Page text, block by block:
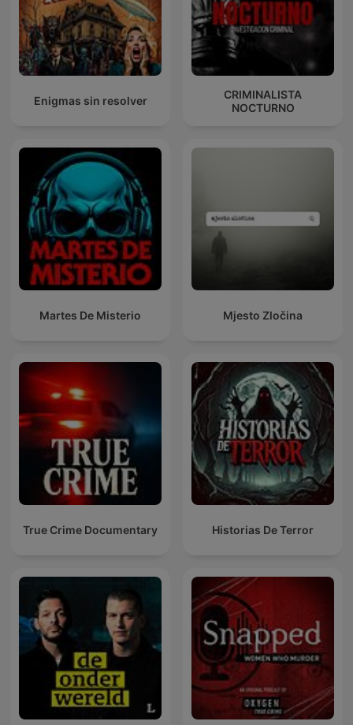
Enigmas sin resolver
CRIMINALISTA
NOCTURNO
Martes De Misterio Mjesto Zločina
True Crime Documentary Historias De Terror